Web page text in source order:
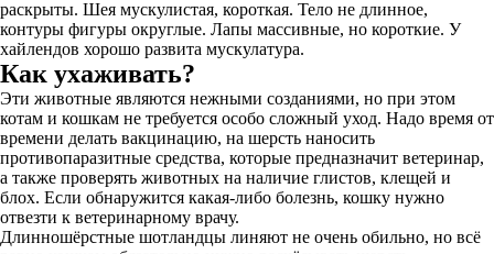
раскрыты. Шея мускулистая, короткая. Тело не длинное,
контуры фигуры округлые. Лапы массивные, но короткие. У
хайлендов хорошо развита мускулатура.
Как ухаживать?
Эти животные являются нежными созданиями, но при этом
котам и кошкам не требуется особо сложный уход. Надо время от
времени делать вакцинацию, на шерсть наносить
противопаразитные средства, которые предназначит ветеринар,
а также проверять животных на наличие глистов, клещей и
блох. Если обнаружится какая-либо болезнь, кошку нужно
отвезти к ветеринарному врачу.
Длинношёрстные шотландцы линяют не очень обильно, но всё